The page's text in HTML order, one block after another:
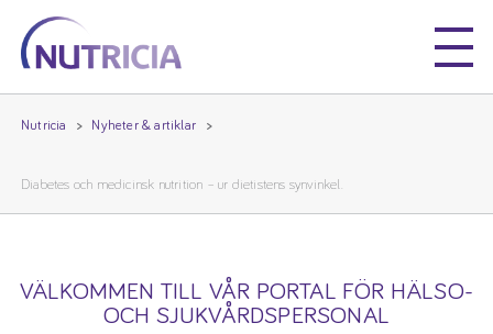
Nutricia
Nutricia
Nutricia Nyheter & artiklar
Diabetes och medicinsk nutrition – ur dietistens synvinkel.
VÄLKOMMEN TILL VÅR PORTAL FÖR HÄLSO-
OCH SJUKVÅRDSPERSONAL